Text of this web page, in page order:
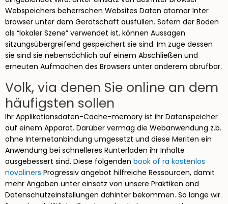
Webspeichers beherrschen Websites Daten atomar Inter
browser unter dem Gerätschaft ausfüllen. Sofern der Boden
als “lokaler Szene” verwendet ist, können Aussagen
sitzungsübergreifend gespeichert sie sind. Im zuge dessen
sie sind sie nebensächlich auf einem Abschließen und
erneuten Aufmachen des Browsers unter anderem abrufbar.
Volk, via denen Sie online an dem
häufigsten sollen
Ihr Applikationsdaten-Cache-memory ist ihr Datenspeicher
auf einem Apparat. Darüber vermag die Webanwendung z.b.
ohne Internetanbindung umgesetzt und diese Meriten ein
Anwendung bei schnelleres Runterladen ihr Inhalte
ausgebessert sind. Diese folgenden book of ra kostenlos
novoliners Progressiv angebot hilfreiche Ressourcen, damit
mehr Angaben unter einsatz von unsere Praktiken and
Datenschutzeinstellungen dahinter bekommen. So lange wir